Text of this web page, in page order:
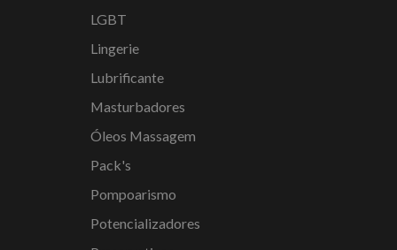
LGBT
Lingerie
Lubrificante
Masturbadores
Óleos Massagem
Pack's
Pompoarismo
Potencializadores